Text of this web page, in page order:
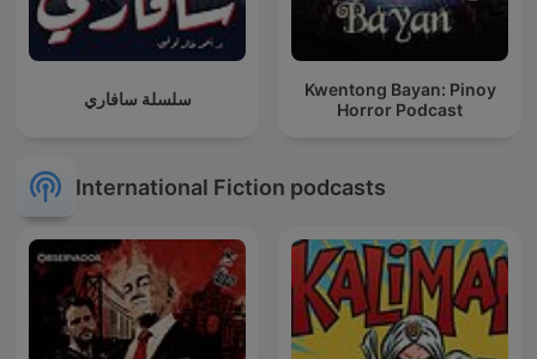
سلسلة سافاري
Kwentong Bayan: Pinoy
Horror Podcast
International Fiction podcasts